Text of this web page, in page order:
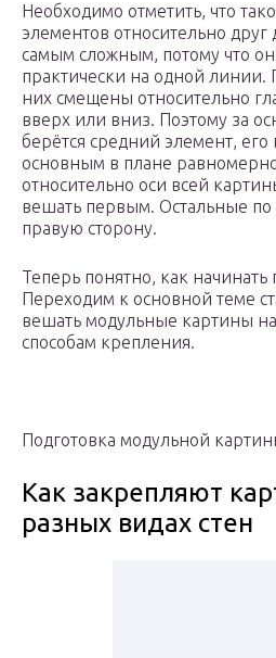
Необходимо отметить, что
элементов относительно друг
самым сложным, потому что
практически на одной линии.
них смещены относительно
вверх или вниз. Поэтому за
берётся средний элемент, его
основным в плане
относительно оси всей
вешать первым. Остальные
правую сторону.
Теперь понятно, как
Переходим к основной теме
вешать модульные картины на
способам крепления.
Подготовка модульной
Как закрепляют
разных видах стен